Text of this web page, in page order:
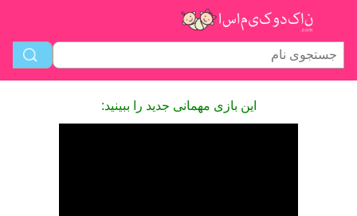
این بازی مهمانی جدید را ببینید: